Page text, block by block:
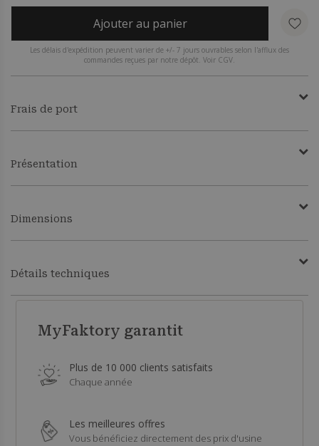
Ajouter au panier
Les délais d'expédition peuvent varier de +/- 7 jours ouvrables selon l'afflux des
commandes reçues par notre dépôt. Voir CGV.
Frais de port
Présentation
Dimensions
Détails techniques
MyFaktory garantit
Plus de 10 000 clients satisfaits
Chaque année
Les meilleures offres
Vous bénéficiez directement des prix d'usine